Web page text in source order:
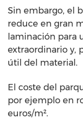
Sin embargo, el
reduce en gran
laminación
extraordinario y,
útil del material.
El coste del
por ejemplo en
euros/m².